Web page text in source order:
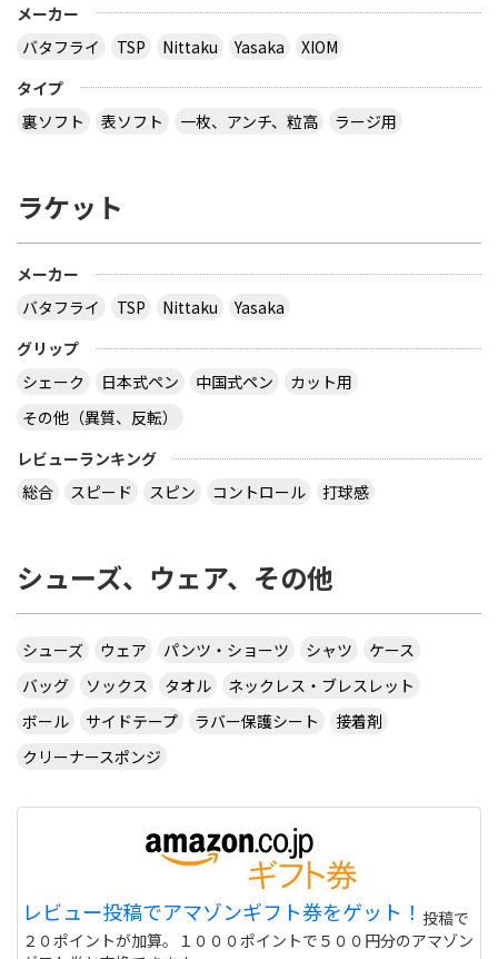
メーカー
バタフライ
TSP Nittaku Yasaka
XIOM
タイプ
裏ソフト
表ソフト 一枚、アンチ、粒高 ラージ用
ラケット
メーカー
バタフライ
TSP Nittaku
Yasaka
グリップ
シェーク
日本式ペン 中国式ペン
カット用
その他（異質、反転）
レビューランキング
総合
スピード スピン コントロール 打球感
シューズ、ウェア、その他
シューズ ウェア パンツ・ショーツ シャツ
ケース
バッグ
ソックス タオル
ネックレス・ブレスレット
ボール
サイドテープ ラバー保護シート
接着剤
クリーナースポンジ
レビュー投稿でアマゾンギフト券をゲット！ 投稿で
２０ポイントが加算。１０００ポイントで５００円分のアマゾン